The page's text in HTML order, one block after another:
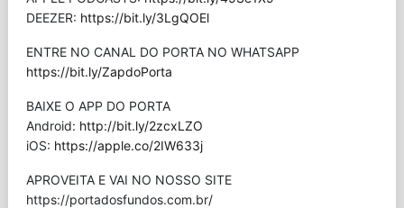
DEEZER: https://bit.ly/3LgQOEl
ENTRE NO CANAL DO PORTA NO WHATSAPP
https://bit.ly/ZapdoPorta
BAIXE O APP DO PORTA
Android: http://bit.ly/2zcxLZO
iOS: https://apple.co/2IW633j
APROVEITA E VAI NO NOSSO SITE
⁠https://portadosfundos.com.br/